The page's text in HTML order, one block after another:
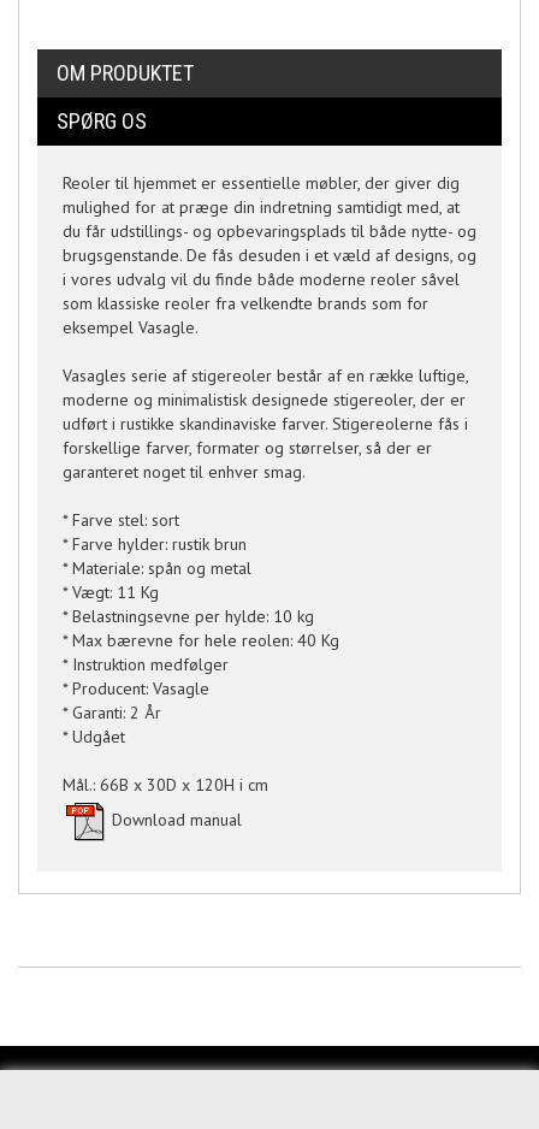
OM PRODUKTET
SPØRG OS
Reoler til hjemmet er essentielle møbler, der giver dig
mulighed for at præge din indretning samtidigt med, at
du får udstillings- og opbevaringsplads til både nytte- og
brugsgenstande. De fås desuden i et væld af designs, og
i vores udvalg vil du finde både moderne reoler såvel
som klassiske reoler fra velkendte brands som for
eksempel Vasagle.
Vasagles serie af stigereoler består af en række luftige,
moderne og minimalistisk designede stigereoler, der er
udført i rustikke skandinaviske farver. Stigereolerne fås i
forskellige farver, formater og størrelser, så der er
garanteret noget til enhver smag.
* Farve stel: sort
* Farve hylder: rustik brun
* Materiale: spån og metal
* Vægt: 11 Kg
* Belastningsevne per hylde: 10 kg
* Max bærevne for hele reolen: 40 Kg
* Instruktion medfølger
* Producent: Vasagle
* Garanti: 2 År
* Udgået
Mål.: 66B x 30D x 120H i cm
Download manual